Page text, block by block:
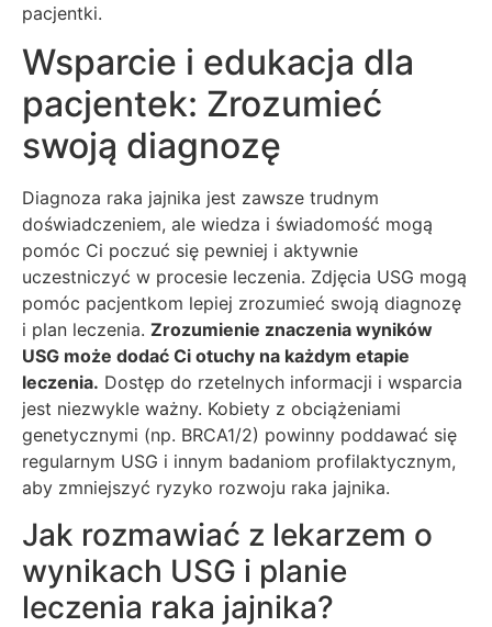
pacjentki.
Wsparcie i edukacja dla
pacjentek: Zrozumieć
swoją diagnozę
Diagnoza raka jajnika jest zawsze trudnym
doświadczeniem, ale wiedza i świadomość mogą
pomóc Ci poczuć się pewniej i aktywnie
uczestniczyć w procesie leczenia. Zdjęcia USG mogą
pomóc pacjentkom lepiej zrozumieć swoją diagnozę
i plan leczenia. Zrozumienie znaczenia wyników
USG może dodać Ci otuchy na każdym etapie
leczenia. Dostęp do rzetelnych informacji i wsparcia
jest niezwykle ważny. Kobiety z obciążeniami
genetycznymi (np. BRCA1/2) powinny poddawać się
regularnym USG i innym badaniom profilaktycznym,
aby zmniejszyć ryzyko rozwoju raka jajnika.
Jak rozmawiać z lekarzem o
wynikach USG i planie
leczenia raka jajnika?